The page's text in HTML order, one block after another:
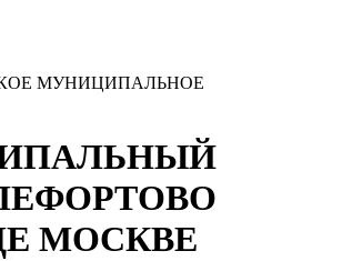
МУНИЦИПАЛЬНОЕ
МОСКВЕ